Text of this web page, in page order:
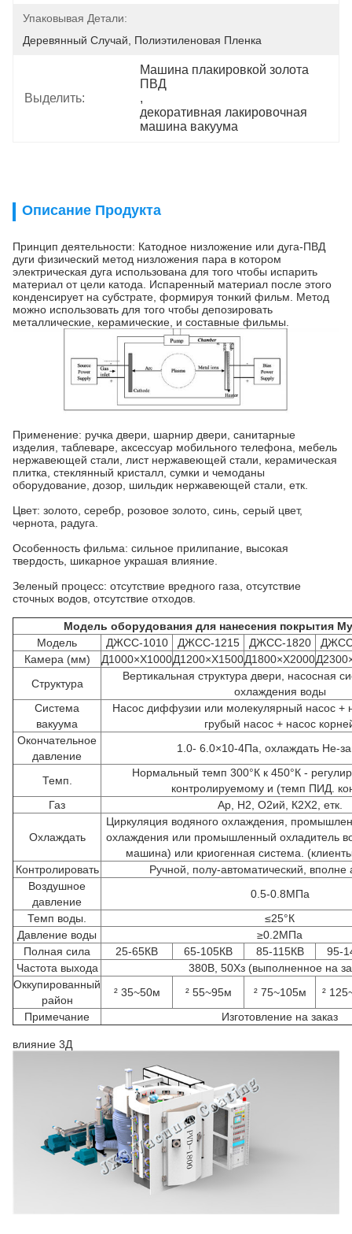
Упаковывая Детали:
Деревянный Случай, Полиэтиленовая Пленка
Выделить:
Машина плакировкой золота
ПВД
,
декоративная лакировочная
машина вакуума
Описание Продукта
Принцип деятельности: Катодное низложение или дуга-ПВД
дуги физический метод низложения пара в котором
электрическая дуга использована для того чтобы испарить
материал от цели катода. Испаренный материал после этого
конденсирует на субстрате, формируя тонкий фильм. Метод
можно использовать для того чтобы депозировать
металлические, керамические, и составные фильмы.
Применение: ручка двери, шарнир двери, санитарные
изделия, таблеваре, аксессуар мобильного телефона, мебель
нержавеющей стали, лист нержавеющей стали, керамическая
плитка, стеклянный кристалл, сумки и чемоданы
оборудование, дозор, шильдик нержавеющей стали, етк.
Цвет: золото, серебр, розовое золото, синь, серый цвет,
чернота, радуга.
Особенность фильма: сильное прилипание, высокая
твердость, шикарное украшая влияние.
Зеленый процесс: отсутствие вредного газа, отсутствие
сточных водов, отсутствие отходов.
Модель оборудования для нанесения покрытия
Модель
ДЖСС-1010 ДЖСС-1215 ДЖСС-1820
Камера (мм)
Д1000×Х1000Д1200×Х1500Д1800×Х2000
Структура
Вертикальная структура двери, насосная
охлаждения воды
Система
вакуума
Насос диффузии или молекулярный насос +
грубый насос + насос
Окончательное
давление
1.0- 6.0×10-4Па, охлаждать Не-
Темп.
Нормальный темп 300°К к 450°К -
контролируемому и (темп ПИД.
Газ
Ар, Н2, О2ий, К2Х2, етк.
Охлаждать
Циркуляция водяного охлаждения,
охлаждения или промышленный охладитель
машина) или криогенная система.
Контролировать
Ручной, полу-автоматический, вполне
Воздушное
давление
0.5-0.8МПа
Темп воды.
≤25°К
Давление воды
≥0.2МПа
Полная сила
25-65КВ 65-105КВ 85-115КВ
95-
Частота выхода
380В, 50Хз (выполненное на
Оккупированный
район
² 35~50м ² 55~95м ² 75~105м
²
Примечание
Изготовление на заказ
влияние 3Д